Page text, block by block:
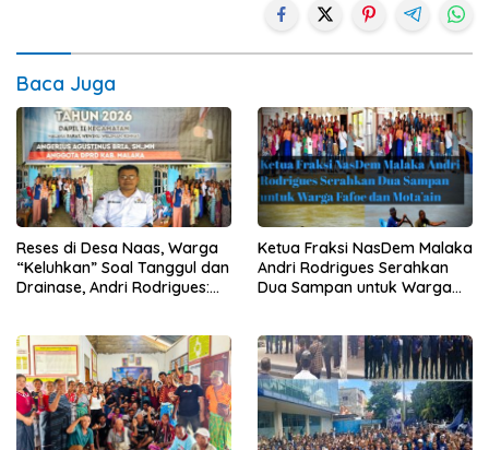
Baca Juga
Reses di Desa Naas, Warga
“Keluhkan” Soal Tanggul dan
Drainase, Andri Rodrigues:
Ketua Fraksi NasDem Malaka
Andri Rodrigues Serahkan
Dua Sampan untuk Warga